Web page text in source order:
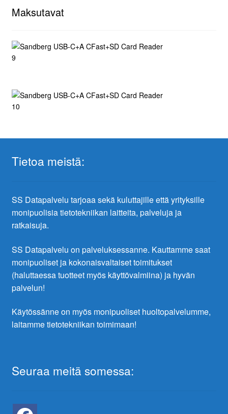
Maksutavat
Tietoa meistä:
SS Datapalvelu tarjoaa sekä kuluttajille että yrityksille
monipuolisia tietotekniikan laitteita, palveluja ja
ratkaisuja.
SS Datapalvelu on palveluksessanne. Kauttamme saat
monipuoliset ja kokonaisvaltaiset toimitukset
(haluttaessa tuotteet myös käyttövalmiina) ja hyvän
palvelun!
Käytössänne on myös monipuoliset huoltopalvelumme,
laitamme tietotekniikan toimimaan!
Seuraa meitä somessa: